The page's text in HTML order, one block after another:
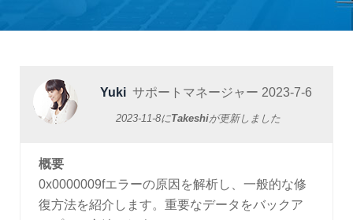
Yuki サポートマネージャー 2023-7-6
2023-11-8にTakeshiが更新しました
概要
0x0000009fエラーの原因を解析し、一般的な修
復方法を紹介します。重要なデータをバックア